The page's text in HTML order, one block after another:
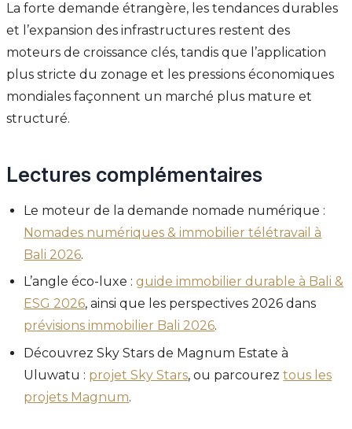
La forte demande étrangère, les tendances durables
et l’expansion des infrastructures restent des
moteurs de croissance clés, tandis que l’application
plus stricte du zonage et les pressions économiques
mondiales façonnent un marché plus mature et
structuré.
Lectures complémentaires
Le moteur de la demande nomade numérique :
Nomades numériques & immobilier télétravail à
Bali 2026.
L’angle éco-luxe :guide immobilier durable à Bali &
ESG 2026, ainsi que les perspectives 2026 dans
prévisions immobilier Bali 2026.
Découvrez Sky Stars de Magnum Estate à
Uluwatu : projet Sky Stars, ou parcoureztous les
projets Magnum.